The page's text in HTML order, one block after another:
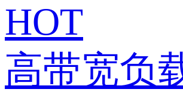
HOT
高带宽负